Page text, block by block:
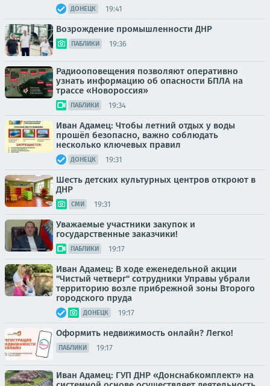
ДОНЕЦК 19:41
Возрождение промышленности ДНР
ПАБЛИКИ 19:36
Радиооповещения позволяют оперативно
узнать информацию об опасности БПЛА на
трассе «Новороссия»
ПАБЛИКИ 19:34
Иван Адамец: Чтобы летний отдых у воды
прошёл безопасно, важно соблюдать
несколько ключевых правил
ДОНЕЦК 19:31
Шесть детских культурных центров откроют в
ДНР
СМИ 19:31
Уважаемые участники закупок и
государственные заказчики!
ПАБЛИКИ 19:17
Иван Адамец: В ходе еженедельной акции
"Чистый четверг" сотрудники Управы убрали
территорию возле прибрежной зоны Второго
городского пруда
ДОНЕЦК 19:17
Оформить недвижимость онлайн? Легко!
ПАБЛИКИ 19:17
Иван Адамец: ГУП ДНР «Донснабкомплект» на